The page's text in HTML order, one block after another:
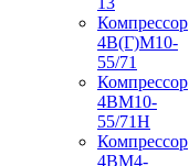
Компрессор
4В(Г)М10-
55/71
Компрессор
4ВМ10-
55/71Н
Компрессор
4ВМ4-